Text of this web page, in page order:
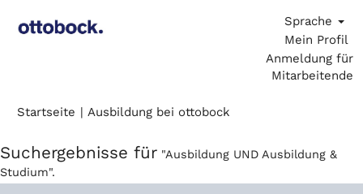
Sprache
Mein Profil
Anmeldung für
Mitarbeitende
Startseite | Ausbildung bei ottobock
Suchergebnisse für "Ausbildung UND Ausbildung &
Studium".